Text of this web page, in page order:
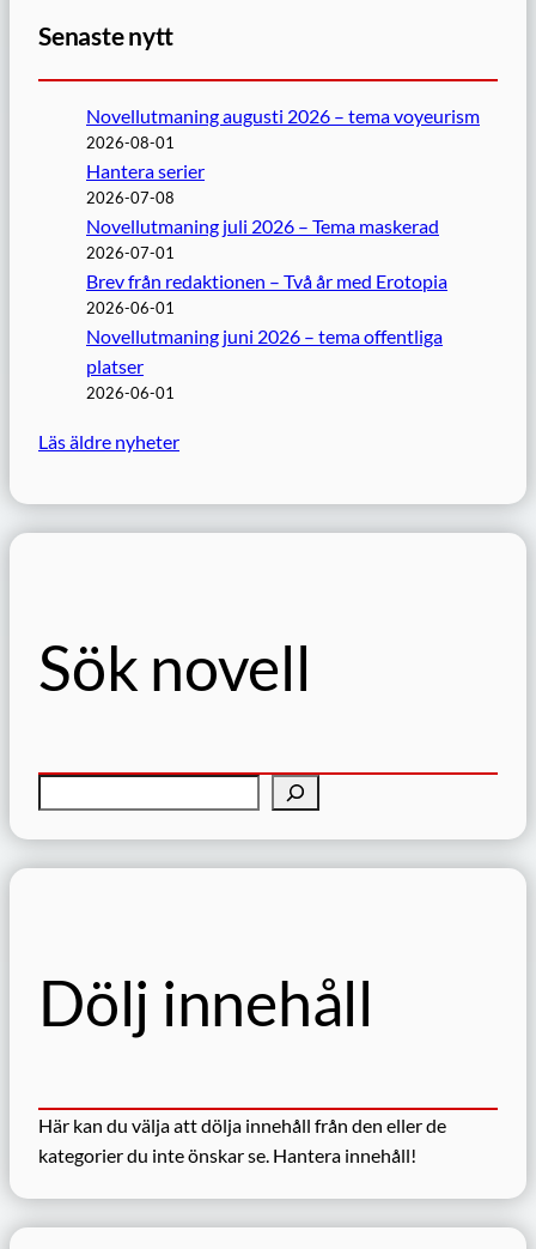
Senaste nytt
Novellutmaning augusti 2026 – tema voyeurism
2026-08-01
Hantera serier
2026-07-08
Novellutmaning juli 2026 – Tema maskerad
2026-07-01
Brev från redaktionen – Två år med Erotopia
2026-06-01
Novellutmaning juni 2026 – tema offentliga
platser
2026-06-01
Läs äldre nyheter
Sök novell
ö
Dölj innehåll
Här kan du välja att dölja innehåll från den eller de
kategorier du inte önskar se. Hantera innehåll!